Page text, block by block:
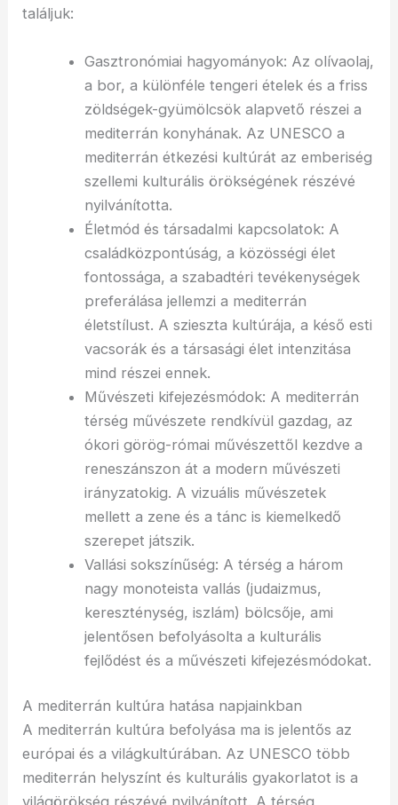
találjuk:
Gasztronómiai hagyományok: Az olívaolaj,
a bor, a különféle tengeri ételek és a friss
zöldségek-gyümölcsök alapvető részei a
mediterrán konyhának. Az UNESCO a
mediterrán étkezési kultúrát az emberiség
szellemi kulturális örökségének részévé
nyilvánította.
Életmód és társadalmi kapcsolatok: A
családközpontúság, a közösségi élet
fontossága, a szabadtéri tevékenységek
preferálása jellemzi a mediterrán
életstílust. A szieszta kultúrája, a késő esti
vacsorák és a társasági élet intenzitása
mind részei ennek.
Művészeti kifejezésmódok: A mediterrán
térség művészete rendkívül gazdag, az
ókori görög-római művészettől kezdve a
reneszánszon át a modern művészeti
irányzatokig. A vizuális művészetek
mellett a zene és a tánc is kiemelkedő
szerepet játszik.
Vallási sokszínűség: A térség a három
nagy monoteista vallás (judaizmus,
kereszténység, iszlám) bölcsője, ami
jelentősen befolyásolta a kulturális
fejlődést és a művészeti kifejezésmódokat.
A mediterrán kultúra hatása napjainkban
A mediterrán kultúra befolyása ma is jelentős az
európai és a világkultúrában. Az UNESCO több
mediterrán helyszínt és kulturális gyakorlatot is a